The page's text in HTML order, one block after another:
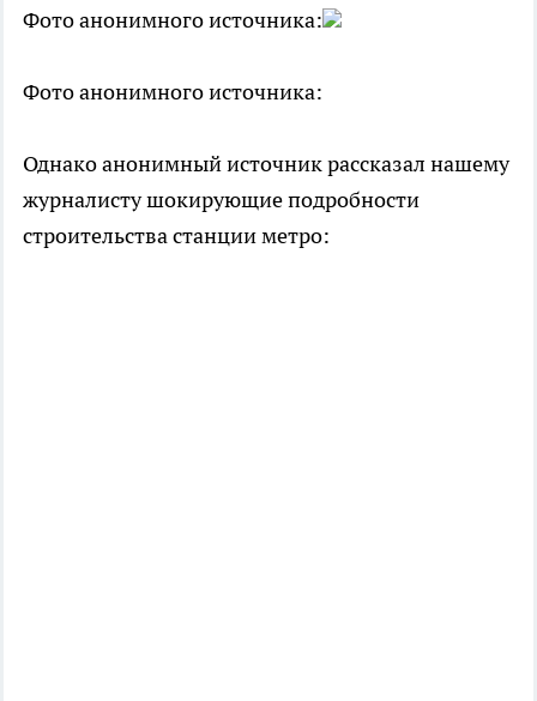
Фото анонимного источника:
Фото анонимного источника:
Однако анонимный источник рассказал нашему
журналисту шокирующие подробности
строительства станции метро: